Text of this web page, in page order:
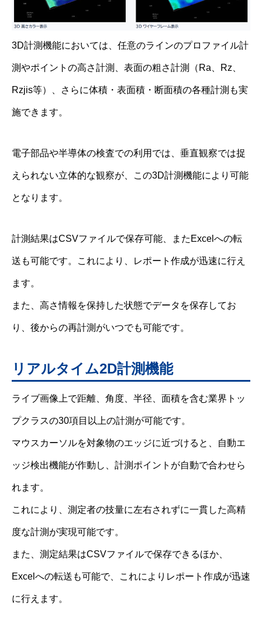
3D計測機能においては、任意のラインのプロファイル計
測やポイントの高さ計測、表面の粗さ計測（Ra、Rz、
Rzjis等）、さらに体積・表面積・断面積の各種計測も実
施できます。
電子部品や半導体の検査での利用では、垂直観察では捉
えられない立体的な観察が、この3D計測機能により可能
となります。
計測結果はCSVファイルで保存可能、またExcelへの転
送も可能です。これにより、レポート作成が迅速に行え
ます。
また、高さ情報を保持した状態でデータを保存してお
り、後からの再計測がいつでも可能です。
リアルタイム2D計測機能
ライブ画像上で距離、角度、半径、面積を含む業界トッ
プクラスの30項目以上の計測が可能です。
マウスカーソルを対象物のエッジに近づけると、自動エ
ッジ検出機能が作動し、計測ポイントが自動で合わせら
れます。
これにより、測定者の技量に左右されずに一貫した高精
度な計測が実現可能です。
また、測定結果はCSVファイルで保存できるほか、
Excelへの転送も可能で、これによりレポート作成が迅速
に行えます。